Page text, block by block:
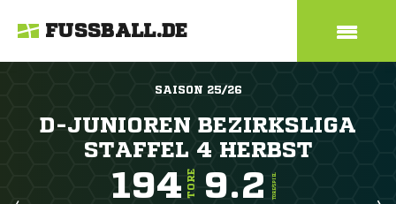
FUSSBALL.DE
SAISON 25/26
D-JUNIOREN BEZIRKSLIGA
STAFFEL 4 HERBST
194 TORE 9.2 TORE/SPIEL